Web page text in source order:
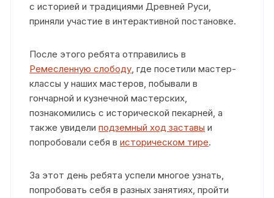
с историей и традициями Древней Руси,
приняли участие в интерактивной постановке.
После этого ребята отправились в
Ремесленную слободу, где посетили мастер-
классы у наших мастеров, побывали в
гончарной и кузнечной мастерских,
познакомились с исторической пекарней, а
также увиделиподземный ход заставы и
попробовали себя висторическом тире.
За этот день ребята успели многое узнать,
попробовать себя в разных занятиях, пройти